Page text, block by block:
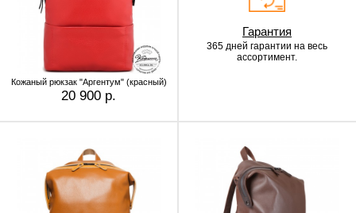
Кожаный рюкзак "Аргентум" (красный)
20 900 р.
Гарантия
365 дней гарантии на весь
ассортимент.